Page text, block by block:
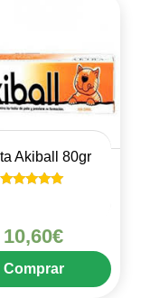
Akiball 80gr
10,60€
Comprar